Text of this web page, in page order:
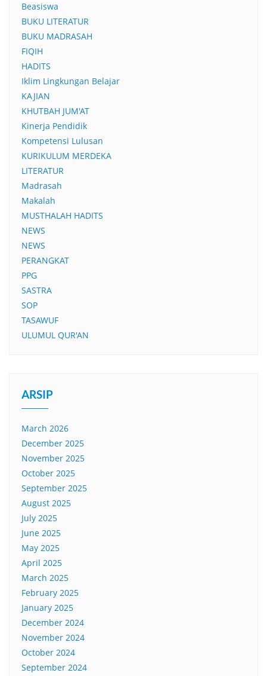
Beasiswa
BUKU LITERATUR
BUKU MADRASAH
FIQIH
HADITS
Iklim Lingkungan Belajar
KAJIAN
KHUTBAH JUM'AT
Kinerja Pendidik
Kompetensi Lulusan
KURIKULUM MERDEKA
LITERATUR
Madrasah
Makalah
MUSTHALAH HADITS
NEWS
NEWS
PERANGKAT
PPG
SASTRA
SOP
TASAWUF
ULUMUL QUR'AN
ARSIP
March 2026
December 2025
November 2025
October 2025
September 2025
August 2025
July 2025
June 2025
May 2025
April 2025
March 2025
February 2025
January 2025
December 2024
November 2024
October 2024
September 2024